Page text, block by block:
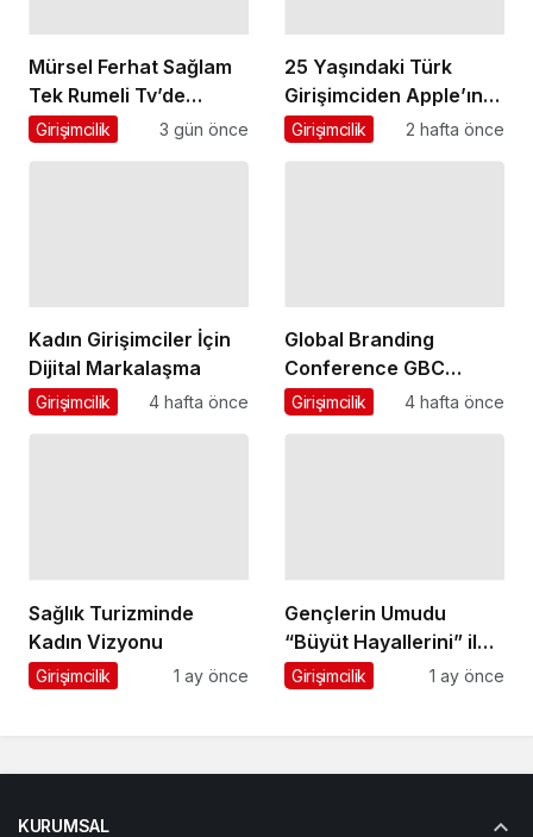
Mürsel Ferhat Sağlam
Tek Rumeli Tv’de
Marka Atölyesi
Girişimcilik 3 gün önce
25 Yaşındaki Türk
Girişimciden Apple’ın
Ardından Ubisoft
Girişimcilik 2 hafta önce
Kadın Girişimciler İçin
Dijital Markalaşma
Girişimcilik 4 hafta önce
Global Branding
Conference GBC
Misyonu Hakkında
Girişimcilik 4 hafta önce
Sağlık Turizminde
Kadın Vizyonu
Girişimcilik 1 ay önce
Gençlerin Umudu
“Büyüt Hayallerini” ile
267 Genç Daha
Girişimcilik 1 ay önce
KURUMSAL